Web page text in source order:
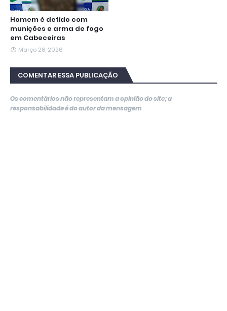
Homem é detido com
munições e arma de fogo
em Cabeceiras
Março 28, 2026
COMENTAR ESSA PUBLICAÇÃO
Os comentários não representam a opinião do site; a
responsabilidade é do autor da mensagem